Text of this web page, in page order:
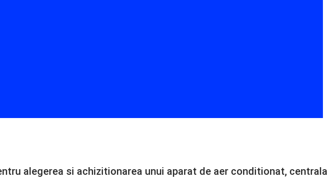
alegerea si achizitionarea unui aparat de aer conditionat,